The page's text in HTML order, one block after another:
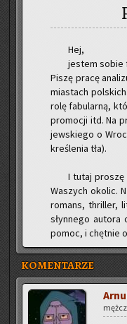
Hej,
je­stem sobie
Piszę pracę
mia­stach
rolę fa­bu­lar­ną,
pro­mo­cji itd. Na
jew­skie­go o
kre­śle­nia tła).
I tutaj pro­szę
Wa­szych oko­lic.
ro­mans, thril­ler,
słyn­ne­go au­to­ra
pomoc, i chęt­nie
KOMENTARZE